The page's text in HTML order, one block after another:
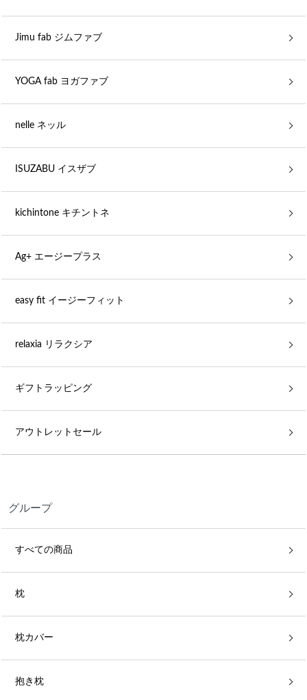
Jimu fab ジムファブ
YOGA fab ヨガファブ
nelle ネッル
ISUZABU イスザブ
kichintone キチントネ
Ag+ エージープラス
easy fit イージーフィット
relaxia リラクシア
ギフトラッピング
アウトレットセール
グループ
すべての商品
枕
枕カバー
抱き枕